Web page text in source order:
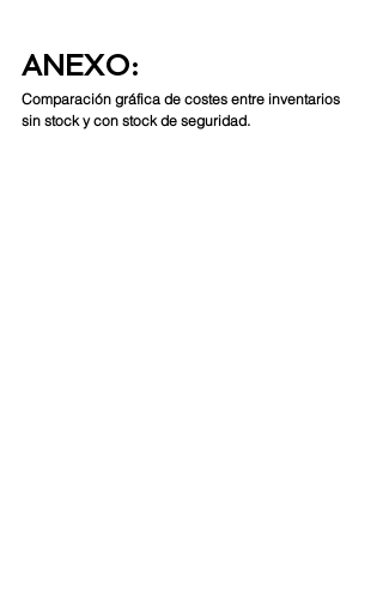
ANEXO:
Comparación gráfica de costes entre inventarios
sin stock y con stock de seguridad.